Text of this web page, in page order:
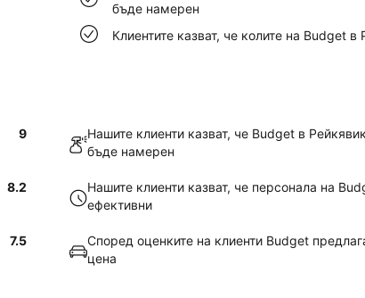
бъде намерен
Клиентите казват, че колите на Budget в
9
Нашите клиенти казват, че Budget в
бъде намерен
8.2
Нашите клиенти казват, че персонала на
ефективни
7.5
Според оценките на клиенти Budget
цена